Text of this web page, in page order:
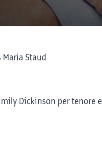
Staud
Dickinson per tenore e